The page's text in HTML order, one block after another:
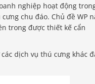
nghiệp hoạt động
chu đáo. Chủ đề WP
trong được thiết kế cẩn
dịch vụ thú cưng khác